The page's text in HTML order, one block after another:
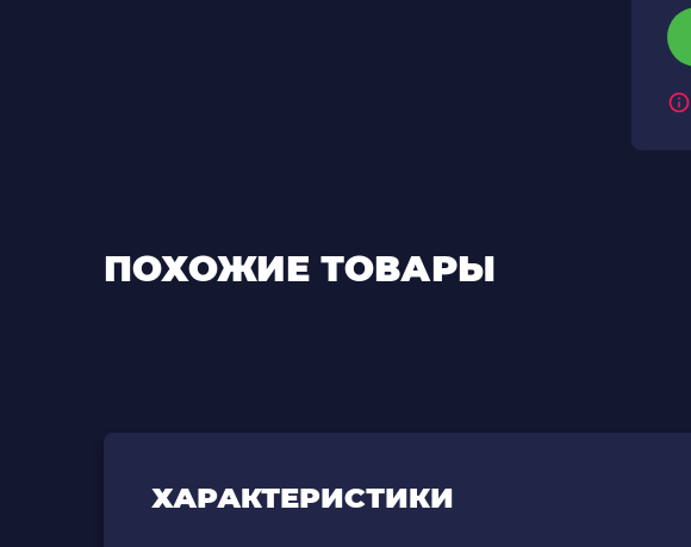
ПОХОЖИЕ ТОВАРЫ
ХАРАКТЕРИСТИКИ